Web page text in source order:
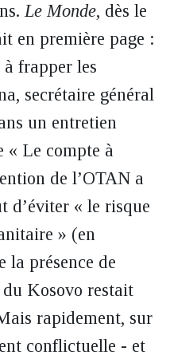
Le Monde, dès le
en première page :
frapper les
secrétaire général
un entretien
« Le compte à
de l’OTAN a
d’éviter « le risque
» (en
la présence de
Kosovo restait
rapidement, sur
conflictuelle - et